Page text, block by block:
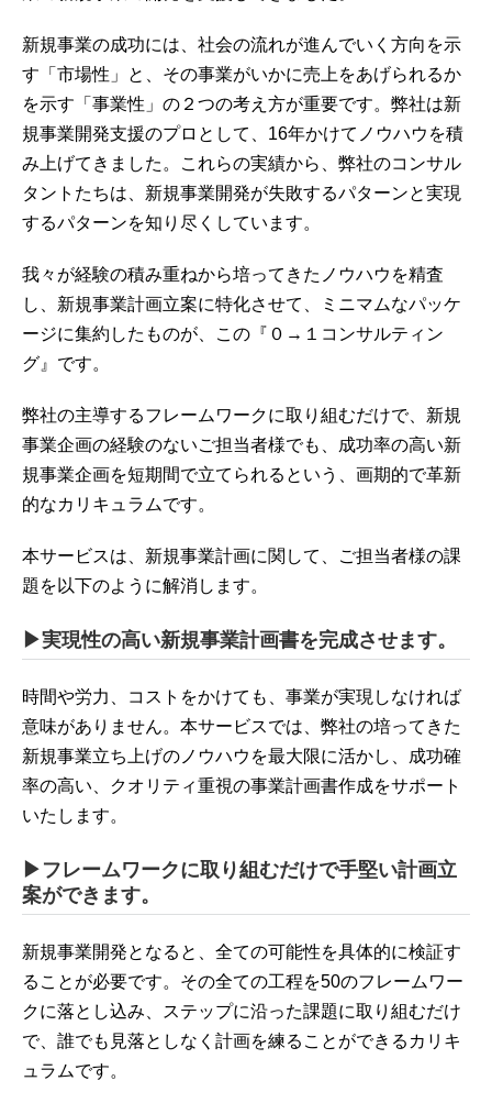
新規事業の成功には、社会の流れが進んでいく方向を示
す「市場性」と、その事業がいかに売上をあげられるか
を示す「事業性」の２つの考え方が重要です。弊社は新
規事業開発支援のプロとして、16年かけてノウハウを積
み上げてきました。これらの実績から、弊社のコンサル
タントたちは、新規事業開発が失敗するパターンと実現
するパターンを知り尽くしています。
我々が経験の積み重ねから培ってきたノウハウを精査
し、新規事業計画立案に特化させて、ミニマムなパッケ
ージに集約したものが、この『０→１コンサルティン
グ』です。
弊社の主導するフレームワークに取り組むだけで、新規
事業企画の経験のないご担当者様でも、成功率の高い新
規事業企画を短期間で立てられるという、画期的で革新
的なカリキュラムです。
本サービスは、新規事業計画に関して、ご担当者様の課
題を以下のように解消します。
▶実現性の高い新規事業計画書を完成させます。
時間や労力、コストをかけても、事業が実現しなければ
意味がありません。本サービスでは、弊社の培ってきた
新規事業立ち上げのノウハウを最大限に活かし、成功確
率の高い、クオリティ重視の事業計画書作成をサポート
いたします。
▶フレームワークに取り組むだけで手堅い計画立
案ができます。
新規事業開発となると、全ての可能性を具体的に検証す
ることが必要です。その全ての工程を50のフレームワー
クに落とし込み、ステップに沿った課題に取り組むだけ
で、誰でも見落としなく計画を練ることができるカリキ
ュラムです。